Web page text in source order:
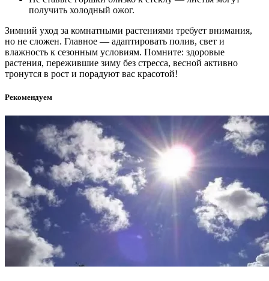
получить холодный ожог.
Зимний уход за комнатными растениями требует внимания,
но не сложен. Главное — адаптировать полив, свет и
влажность к сезонным условиям. Помните: здоровые
растения, пережившие зиму без стресса, весной активно
тронутся в рост и порадуют вас красотой!
Рекомендуем